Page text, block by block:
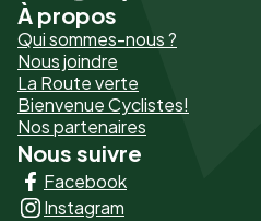
Pied
de
page
-
Liens
principaux
À propos
Qui sommes-nous ?
Nous joindre
La Route verte
Bienvenue Cyclistes!
Nos partenaires
Nous suivre
Facebook
Instagram